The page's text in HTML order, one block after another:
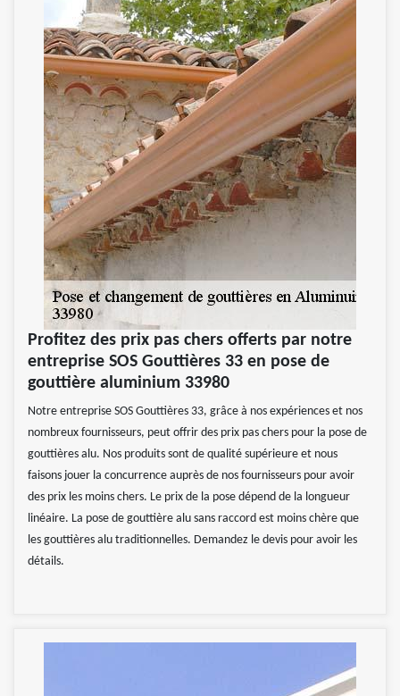
Profitez des prix pas chers offerts par notre
entreprise SOS Gouttières 33 en pose de
gouttière aluminium 33980
Notre entreprise SOS Gouttières 33, grâce à nos expériences et nos
nombreux fournisseurs, peut offrir des prix pas chers pour la pose de
gouttières alu. Nos produits sont de qualité supérieure et nous
faisons jouer la concurrence auprès de nos fournisseurs pour avoir
des prix les moins chers. Le prix de la pose dépend de la longueur
linéaire. La pose de gouttière alu sans raccord est moins chère que
les gouttières alu traditionnelles. Demandez le devis pour avoir les
détails.